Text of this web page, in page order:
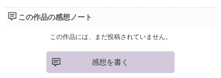
この作品の感想ノート
この作品には、まだ投稿されていません。
感想を書く